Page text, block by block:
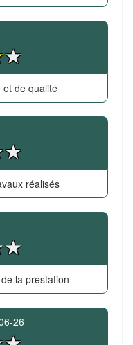
de qualité
réalisés
la prestation
26